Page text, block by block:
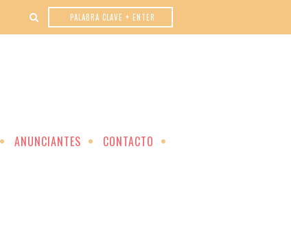
ANUNCIANTES CONTACTO